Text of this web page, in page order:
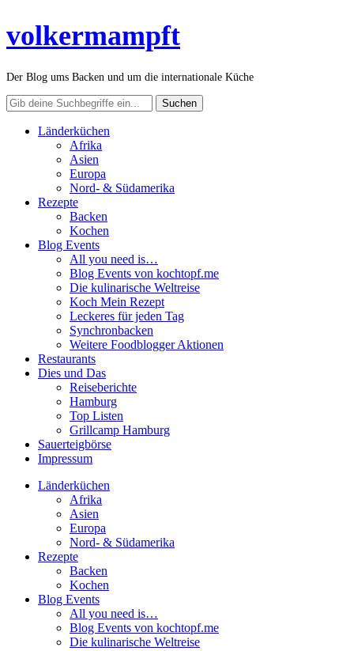
volkermampft
Der Blog ums Backen und um die internationale Küche
Länderküchen
Afrika
Asien
Europa
Nord- & Südamerika
Rezepte
Backen
Kochen
Blog Events
All you need is…
Blog Events von kochtopf.me
Die kulinarische Weltreise
Koch Mein Rezept
Leckeres für jeden Tag
Synchronbacken
Weitere Foodblogger Aktionen
Restaurants
Dies und Das
Reiseberichte
Hamburg
Top Listen
Grillcamp Hamburg
Sauerteigbörse
Impressum
Länderküchen
Afrika
Asien
Europa
Nord- & Südamerika
Rezepte
Backen
Kochen
Blog Events
All you need is…
Blog Events von kochtopf.me
Die kulinarische Weltreise